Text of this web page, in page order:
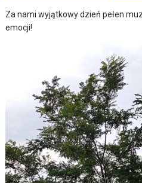
Za nami wyjątkowy dzień pełen
emocji!